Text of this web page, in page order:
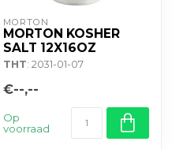
MORTON
MORTON KOSHER
SALT 12X16OZ
THT: 2031-01-07
€--,--
Op
voorraad